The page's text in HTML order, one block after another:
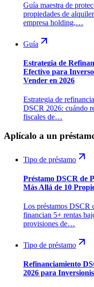
Guía maestra de
propiedades de
empresa holding,…
Guía
Estrategia de
Efectivo para
Vender en 2026
Estrategia de
DSCR 2026: cuándo
fiscales de…
Aplícalo a un
Tipo de préstamo
Préstamo DSCR de
Más Allá de 10
Los préstamos DSCR
financian 5+ rentas
provisiones de…
Tipo de préstamo
Refinanciamiento
2026 para